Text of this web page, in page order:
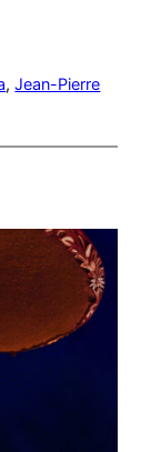
, Jean-Pierre